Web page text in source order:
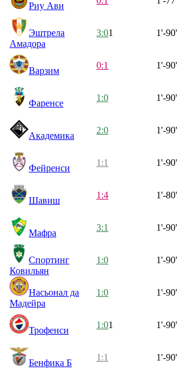
Риу Ави
Эштрела
Амадора
3:01 1'-90'
Варзим
0:1 1'-90'
Фаренсе
1:0 1'-90'
Академика
2:0 1'-90'
Фейренси
1:1 1'-90'
Шавиш
1:4 1'-80'
Мафра
3:1 1'-90'
Спортинг
Ковильян
1:0 1'-90'
Насьонал да
Мадейра
1:0 1'-90'
Трофенси
1:01 1'-90'
Бенфика Б
1:1 1'-90'